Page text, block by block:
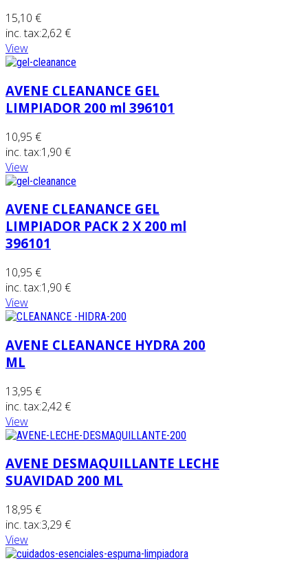
15,10 €
inc. tax:2,62 €
View
AVENE CLEANANCE GEL
LIMPIADOR 200 ml 396101
10,95 €
inc. tax:1,90 €
View
AVENE CLEANANCE GEL
LIMPIADOR PACK 2 X 200 ml
396101
10,95 €
inc. tax:1,90 €
View
AVENE CLEANANCE HYDRA 200
ML
13,95 €
inc. tax:2,42 €
View
AVENE DESMAQUILLANTE LECHE
SUAVIDAD 200 ML
18,95 €
inc. tax:3,29 €
View